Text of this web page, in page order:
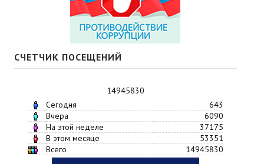
СЧЕТЧИК ПОСЕЩЕНИЙ
14945830
Сегодня
643
Вчера
6090
На этой неделе
37175
В этом месяце
53351
Всего
14945830